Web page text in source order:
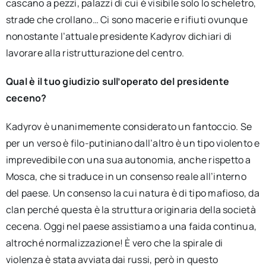
cascano a pezzi, palazzi di cui è visibile solo lo scheletro,
strade che crollano… Ci sono macerie e rifiuti ovunque
nonostante l’attuale presidente Kadyrov dichiari di
lavorare alla ristrutturazione del centro.
Qual è il tuo giudizio sull’operato del presidente
ceceno?
Kadyrov è unanimemente considerato un fantoccio. Se
per un verso è filo-putiniano dall’altro è un tipo violento e
imprevedibile con una sua autonomia, anche rispetto a
Mosca, che si traduce in un consenso reale all’interno
del paese. Un consenso la cui natura è di tipo mafioso, da
clan perché questa è la struttura originaria della società
cecena. Oggi nel paese assistiamo a una faida continua,
altroché normalizzazione! È vero che la spirale di
violenza è stata avviata dai russi, però in questo